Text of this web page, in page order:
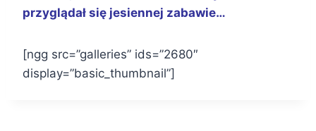
przyglądał się jesiennej zabawie…
[ngg src=”galleries” ids=”2680″
display=”basic_thumbnail”]